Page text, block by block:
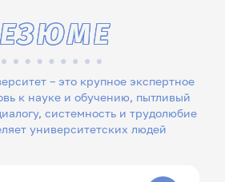
– это крупное экспертное
к науке и обучению, пытливый
университетских людей